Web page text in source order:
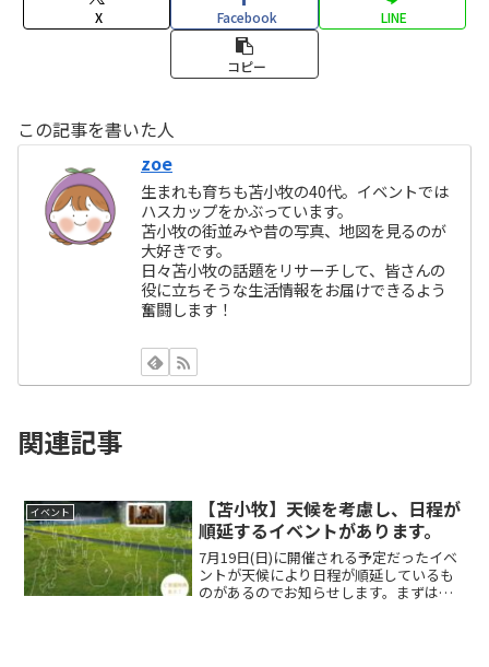
X Facebook LINE
コピー
この記事を書いた人
zoe
生まれも育ちも苫小牧の40代。イベントでは
ハスカップをかぶっています。
苫小牧の街並みや昔の写真、地図を見るのが
大好きです。
日々苫小牧の話題をリサーチして、皆さんの
役に立ちそうな生活情報をお届けできるよう
奮闘します！
関連記事
イベント
【苫小牧】天候を考慮し、日程が
順延するイベントがあります。
7月19日(日)に開催される予定だったイベ
ントが天候により日程が順延しているも
のがあるのでお知らせします。まずは緑